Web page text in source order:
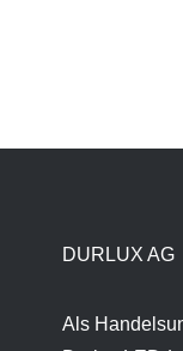
DURLUX AG
Als